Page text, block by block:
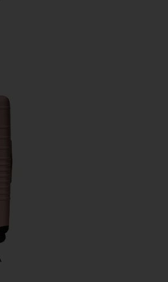
РУЧНАЯ СУМОЧКА